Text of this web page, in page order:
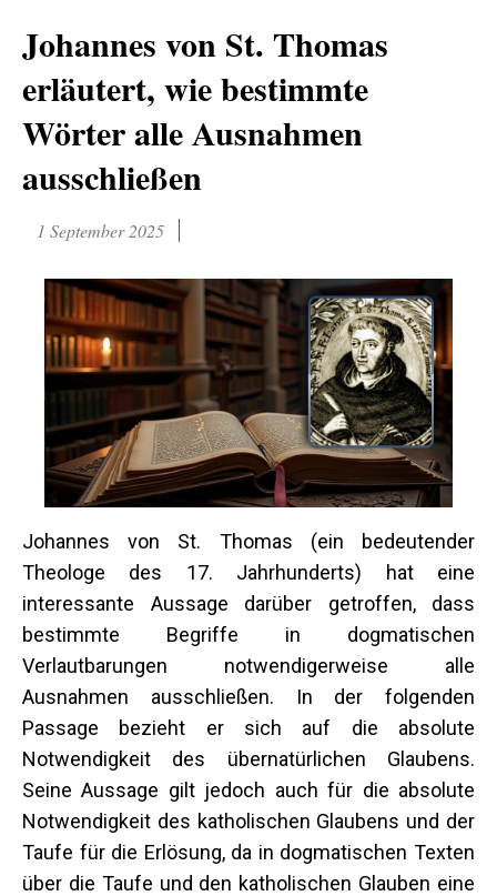
Johannes von St. Thomas
erläutert, wie bestimmte
Wörter alle Ausnahmen
ausschließen
1 September 2025
Johannes von St. Thomas (ein bedeutender
Theologe des 17. Jahrhunderts) hat eine
interessante Aussage darüber getroffen, dass
bestimmte Begriffe in dogmatischen
Verlautbarungen notwendigerweise alle
Ausnahmen ausschließen. In der folgenden
Passage bezieht er sich auf die absolute
Notwendigkeit des übernatürlichen Glaubens.
Seine Aussage gilt jedoch auch für die absolute
Notwendigkeit des katholischen Glaubens und der
Taufe für die Erlösung, da in dogmatischen Texten
über die Taufe und den katholischen Glauben eine